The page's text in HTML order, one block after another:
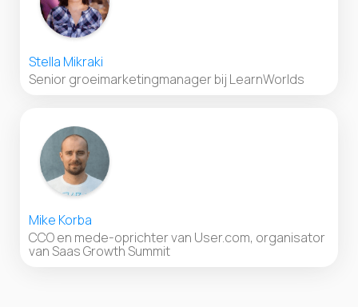
Stella Mikraki
Senior groeimarketingmanager bij LearnWorlds
Mike Korba
CCO en mede-oprichter van User.com, organisator
van Saas Growth Summit